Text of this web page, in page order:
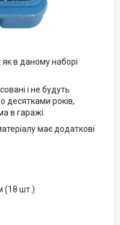
в даному наборі
і не будуть
десятками років,
в гаражі.
має додаткові
(18 шт.)